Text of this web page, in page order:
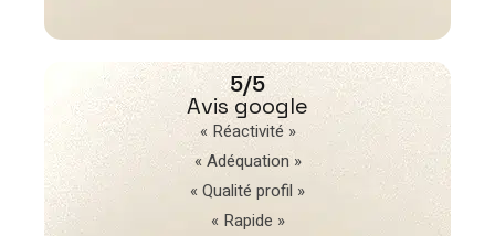
5/5
Avis google
« Réactivité »
« Adéquation »
« Qualité profil »
« Rapide »